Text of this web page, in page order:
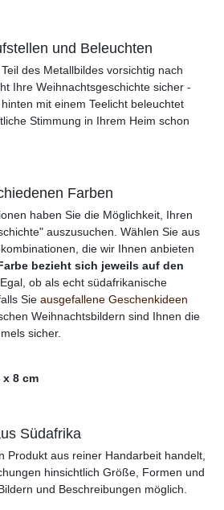
und Beleuchten
des Metallbildes vorsichtig nach
Ihre Weihnachtsgeschichte sicher -
mit einem Teelicht beleuchtet
Stimmung in Ihrem Heim schon
Farben
haben Sie die Möglichkeit, Ihren
auszusuchen. Wählen Sie aus
die wir Ihnen anbieten
bezieht sich jeweils auf den
Egal, ob als echt südafrikanische
Sie ausgefallene Geschenkideen
Weihnachtsbildern sind Ihnen die
sicher.
8 cm
Südafrika
Produkt aus reiner Handarbeit handelt,
hinsichtlich Größe, Formen und
und Beschreibungen möglich.